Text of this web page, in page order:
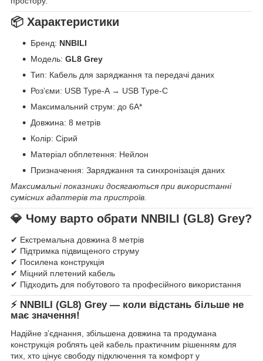
📦 Характеристики
Бренд: NNBILI
Модель: GL8 Grey
Тип: Кабель для заряджання та передачі даних
Роз’єми: USB Type-A → USB Type-C
Максимальний струм: до 6A*
Довжина: 8 метрів
Колір: Сірий
Матеріал обплетення: Нейлон
Призначення: Заряджання та синхронізація даних
Максимальні показники досягаються при використанні
сумісних адаптерів та пристроїв.
💎 Чому варто обрати NNBILI (GL8) Grey?
✔ Екстремальна довжина 8 метрів
✔ Підтримка підвищеного струму
✔ Посилена конструкція
✔ Міцний плетений кабель
✔ Підходить для побутового та професійного використання
⚡ NNBILI (GL8) Grey — коли відстань більше не
має значення!
Надійне з’єднання, збільшена довжина та продумана
конструкція роблять цей кабель практичним рішенням для
тих, хто цінує свободу підключення та комфорт у